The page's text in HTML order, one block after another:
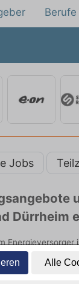
Alle
Berufe
Jobs
Dürrheim
Energieversorger
Entdecken
bewerben Sie